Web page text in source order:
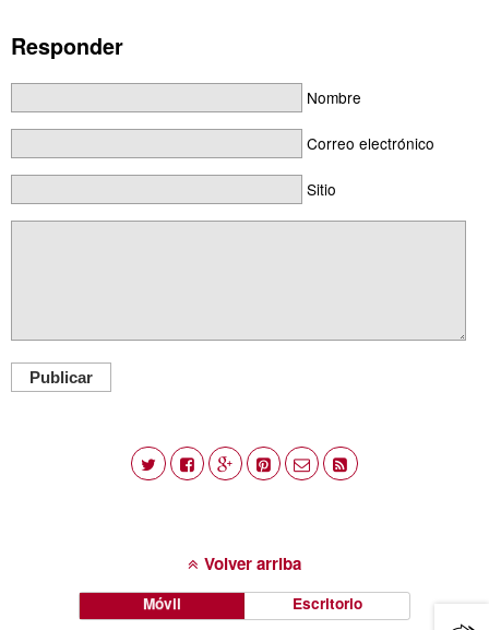
Responder
Nombre
Correo electrónico
Sitio
Publicar
Volver arriba
Móvil Escritorio